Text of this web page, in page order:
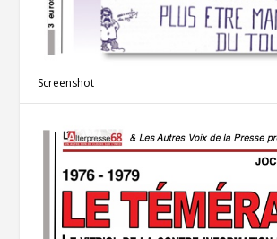
Screenshot